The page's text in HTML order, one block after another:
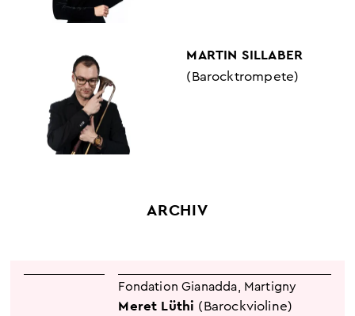
MARTIN SILLABER
(Barocktrompete)
ARCHIV
Fondation Gianadda Martigny
Meret Lüthi (Barockvioline)